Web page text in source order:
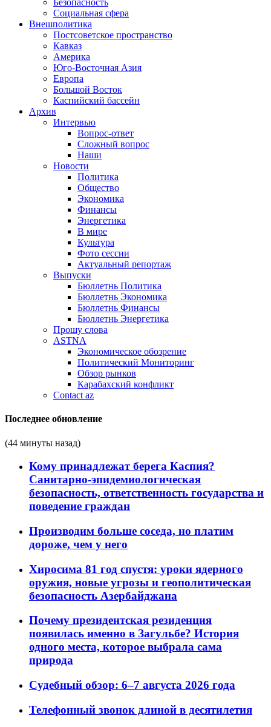
Безопасность
Социальная сфера
Внешполитика
Постсоветское пространство
Кавказ
Америка
Юго-Восточная Азия
Европа
Большой Восток
Каспийский бассейн
Архив
Интервью
Вопрос-ответ
Сложный вопрос
Наши
Новости
Политика
Общество
Экономика
Финансы
Энергетика
В мире
Культура
Фото сессии
Актуальный репортаж
Выпуски
Бюллетнь Политика
Бюллетнь Экономика
Бюллетнь Финансы
Бюллетнь Энергетика
Прошу слова
ASTNA
Экономическое обозрение
Политический Мониторинг
Обзор рынков
Карабахский конфликт
Contact az
Последнее обновление
(44 минуты назад)
Кому принадлежат берега Каспия?
Санитарно-эпидемиологическая
безопасность, ответственность государства и
поведение граждан
Производим больше соседа, но платим
дороже, чем у него
Хиросима 81 год спустя: уроки ядерного
оружия, новые угрозы и геополитическая
безопасность Азербайджана
Почему президентская резиденция
появилась именно в Загульбе? История
одного места, которое выбрала сама
природа
Судебный обзор: 6–7 августа 2026 года
Телефонный звонок длиной в десятилетия